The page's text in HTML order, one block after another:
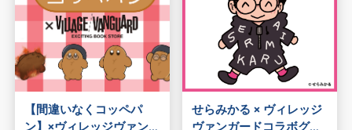
【間違いなくコッペパ
ン】×ヴィレッジヴァンガ
せらみかる × ヴィレッジ
ヴァンガードコラボグッ